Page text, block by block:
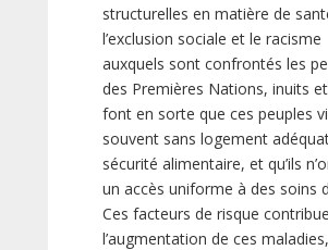
structurelles en matière de
l’exclusion sociale et le racisme
auxquels sont confrontés les
des Premières Nations, inuits
font en sorte que ces peuples
souvent sans logement
sécurité alimentaire, et qu’ils
un accès uniforme à des soins
Ces facteurs de risque
l’augmentation de ces